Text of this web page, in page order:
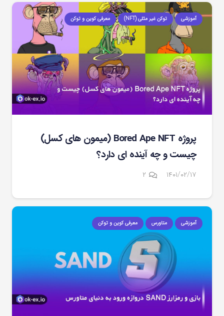
آموزشی توکن غیر مثلی (NFT) معرفی کوین و توکن
پروژه Bored Ape NFT (میمون های کسل)
چیست و چه آینده ای دارد؟
۱۴۰۱/۰۲/۱۷ ۲دیدگاه
آموزشی متاورس معرفی کوین و توکن